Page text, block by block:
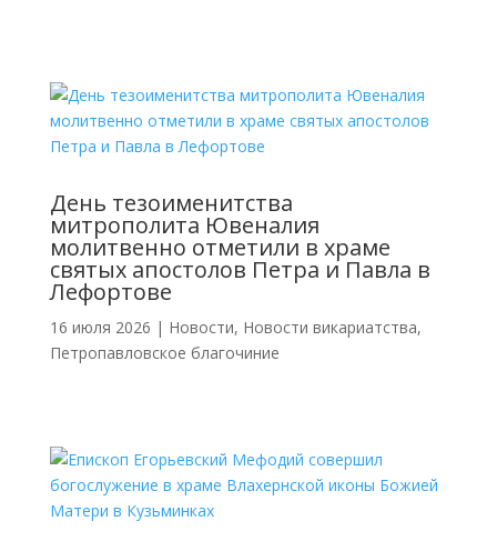
День тезоименитства
митрополита Ювеналия
молитвенно отметили в храме
святых апостолов Петра и Павла в
Лефортове
16 июля 2026 | Новости, Новости викариатства,
Петропавловское благочиние